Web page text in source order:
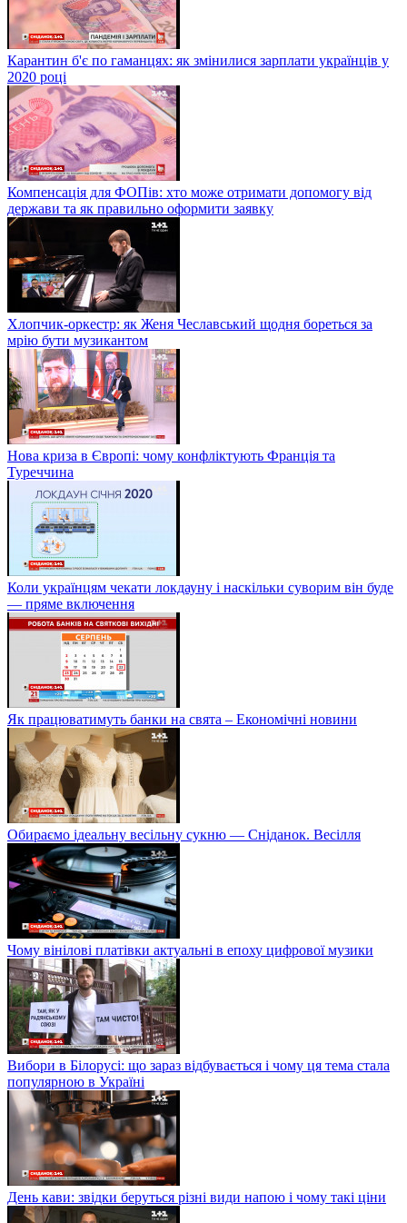
Карантин б'є по гаманцях: як змінилися зарплати українців у
2020 році
Компенсація для ФОПів: хто може отримати допомогу від
держави та як правильно оформити заявку
Хлопчик-оркестр: як Женя Чеславський щодня бореться за
мрію бути музикантом
Нова криза в Європі: чому конфліктують Франція та
Туреччина
Коли українцям чекати локдауну і наскільки суворим він буде
— пряме включення
Як працюватимуть банки на свята – Економічні новини
Обираємо ідеальну весільну сукню — Сніданок. Весілля
Чому вінілові платівки актуальні в епоху цифрової музики
Вибори в Білорусі: що зараз відбувається і чому ця тема стала
популярною в Україні
День кави: звідки беруться різні види напою і чому такі ціни